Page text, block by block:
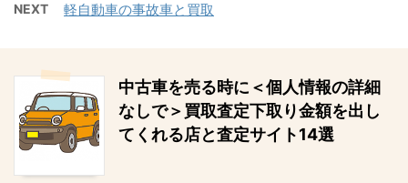
NEXT 軽自動車の事故車と買取
中古車を売る時に＜個人情報の詳細
なしで＞買取査定下取り金額を出し
てくれる店と査定サイト14選